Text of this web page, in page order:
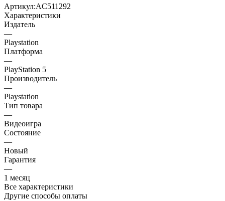
Артикул:AC511292
Характеристики
Издатель
—
Playstation
Платформа
—
PlayStation 5
Производитель
—
Playstation
Тип товара
—
Видеоигра
Состояние
—
Новый
Гарантия
—
1 месяц
Все характеристики
Другие способы оплаты